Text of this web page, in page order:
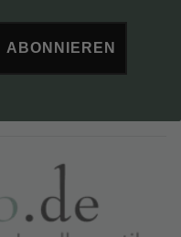
ABONNIEREN